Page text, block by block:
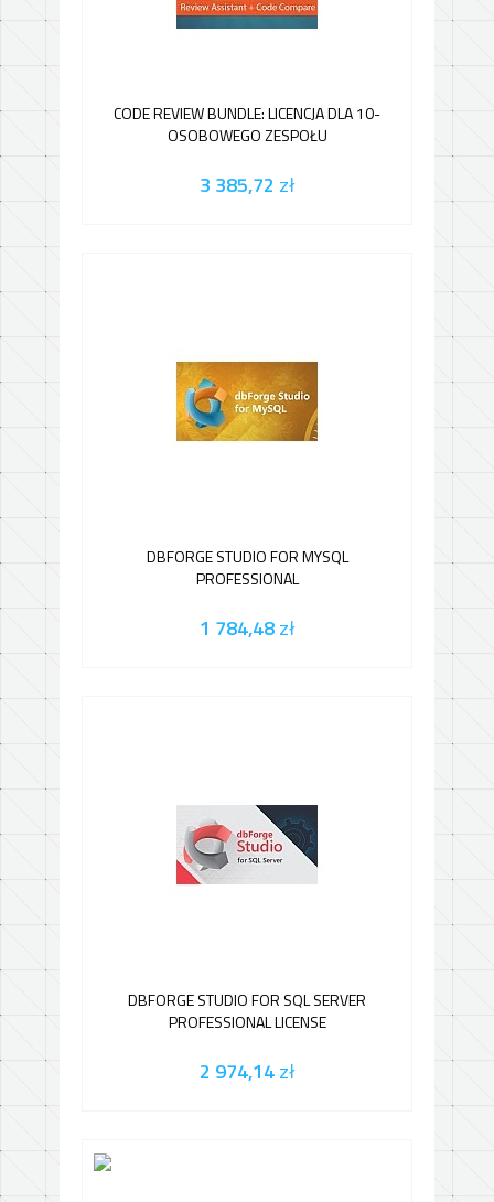
CODE REVIEW BUNDLE: LICENCJA DLA 10-
OSOBOWEGO ZESPOŁU
3 385,72 zł
DBFORGE STUDIO FOR MYSQL
PROFESSIONAL
1 784,48zł
DBFORGE STUDIO FOR SQL SERVER
PROFESSIONAL LICENSE
2 974,14zł